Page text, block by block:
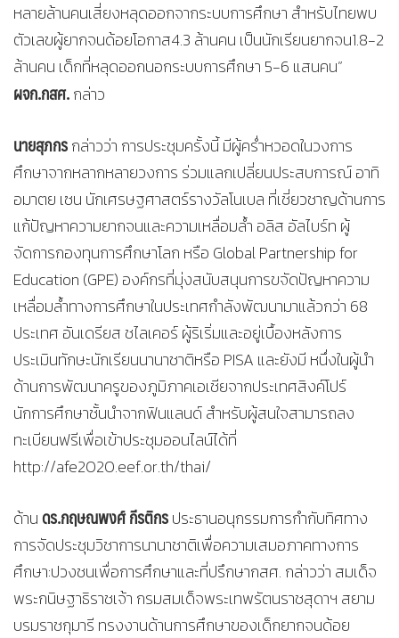
หลายล้านคนเสี่ยงหลุดออกจากระบบการศึกษา สำหรับไทยพบ
ตัวเลขผู้ยากจนด้อยโอกาส4.3 ล้านคน เป็นนักเรียนยากจน1.8-2
ล้านคน เด็กที่หลุดออกนอกระบบการศึกษา 5-6 แสนคน”
ผจก.กสศ.กล่าว
นายสุภกรกล่าวว่า การประชุมครั้งนี้ มีผู้คร่ำหวอดในวงการ
ศึกษาจากหลากหลายวงการ ร่วมแลกเปลี่ยนประสบการณ์ อาทิ
อมาตย เซน นักเศรษฐศาสตร์รางวัลโนเบล ที่เชี่ยวชาญด้านการ
แก้ปัญหาความยากจนและความเหลื่อมล้ำ อลิส อัลไบร์ท ผู้
จัดการกองทุนการศึกษาโลก หรือ Global Partnership for
Education (GPE) องค์กรที่มุ่งสนับสนุนการขจัดปัญหาความ
เหลื่อมล้ำทางการศึกษาในประเทศกำลังพัฒนามาแล้วกว่า 68
ประเทศ อันเดรียส ชไลเคอร์ ผู้ริเริ่มและอยู่เบื้องหลังการ
ประเมินทักษะนักเรียนนานาชาติหรือ PISA และยังมี หนึ่งในผู้นำ
ด้านการพัฒนาครูของภูมิภาคเอเชียจากประเทศสิงค์โปร์
นักการศึกษาชั้นนำจากฟินแลนด์ สำหรับผู้สนใจสามารถลง
ทะเบียนฟรีเพื่อเข้าประชุมออนไลน์ได้ที่
http://afe2020.eef.or.th/thai/
ด้านดร.กฤษณพงศ์ กีรติกรประธานอนุกรรมการกำกับทิศทาง
การจัดประชุมวิชาการนานาชาติเพื่อความเสมอภาคทางการ
ศึกษา:ปวงชนเพื่อการศึกษาและที่ปรึกษากสศ. กล่าวว่า สมเด็จ
พระกนิษฐาธิราชเจ้า กรมสมเด็จพระเทพรัตนราชสุดาฯ สยาม
บรมราชกุมารี ทรงงานด้านการศึกษาของเด็กยากจนด้อย